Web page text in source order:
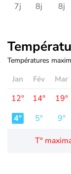
7j 8j 8j
Températures
Jan Fév Mar
12° 14° 19°
4°
5° 9°
T°